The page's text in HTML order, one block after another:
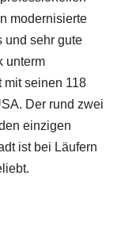
modernisierte
und sehr gute
unterm
mit seinen 118
Der rund zwei
einzigen
ist bei Läufern